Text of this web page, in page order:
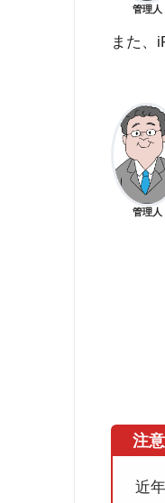
管理人
また、
管理人
注
近